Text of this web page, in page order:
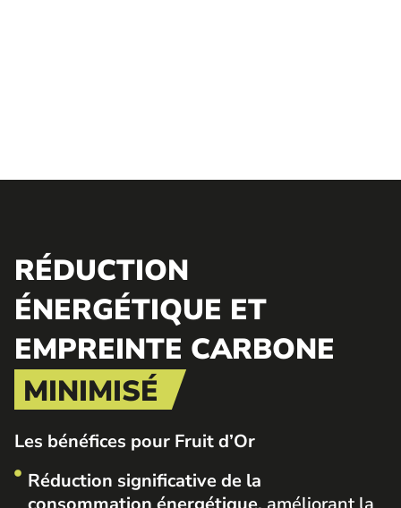
RÉDUCTION
ÉNERGÉTIQUE ET
EMPREINTE CARBONE
MINIMISÉ
Les bénéfices pour Fruit d’Or
Réduction significative de la